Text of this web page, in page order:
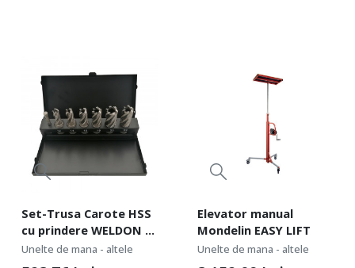
Set-Trusa Carote HSS
cu prindere WELDON și
pin centrare - 7 piese
Unelte de mana - altele
Elevator manual
Mondelin EASY LIFT
Unelte de mana - altele